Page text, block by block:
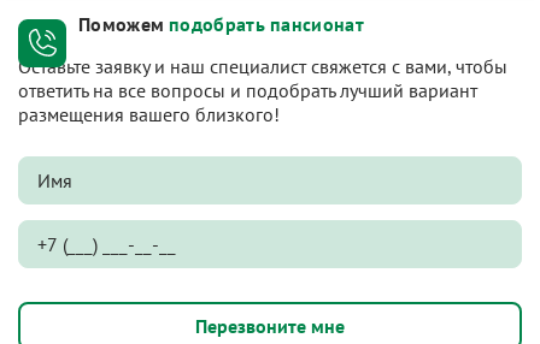
Поможем подобрать пансионат
Оставьте заявку и наш специалист свяжется с вами, чтобы
ответить на все вопросы и подобрать лучший вариант
размещения вашего близкого!